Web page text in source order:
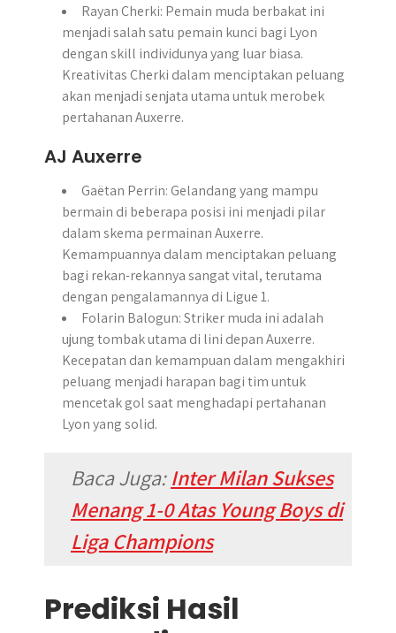
Rayan Cherki: Pemain muda berbakat ini
menjadi salah satu pemain kunci bagi Lyon
dengan skill individunya yang luar biasa.
Kreativitas Cherki dalam menciptakan peluang
akan menjadi senjata utama untuk merobek
pertahanan Auxerre.
AJ Auxerre
Gaëtan Perrin: Gelandang yang mampu
bermain di beberapa posisi ini menjadi pilar
dalam skema permainan Auxerre.
Kemampuannya dalam menciptakan peluang
bagi rekan-rekannya sangat vital, terutama
dengan pengalamannya di Ligue 1.
Folarin Balogun: Striker muda ini adalah
ujung tombak utama di lini depan Auxerre.
Kecepatan dan kemampuan dalam mengakhiri
peluang menjadi harapan bagi tim untuk
mencetak gol saat menghadapi pertahanan
Lyon yang solid.
Baca Juga:Inter Milan Sukses
Menang 1-0 Atas Young Boys di
Liga Champions
Prediksi Hasil